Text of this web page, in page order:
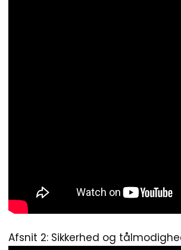
Afsnit 2: Sikkerhed og